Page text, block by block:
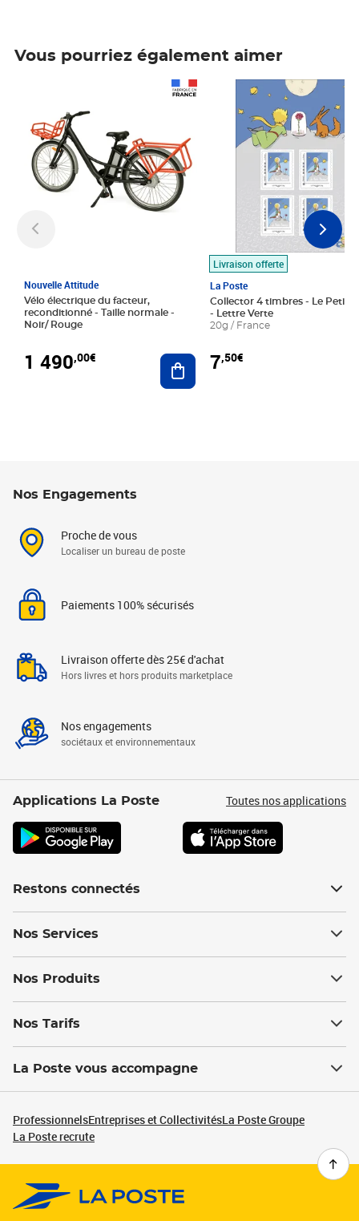
Vous pourriez également aimer
Nouvelle Attitude
Vélo électrique du facteur,
reconditionné - Taille normale -
Noir/ Rouge
1 490,00€ Ajouter au panier
Livraison offerte
La Poste
Collector 4 timbres - Le Petit
- Lettre Verte
20g / France
7,50€
Prix 7,50€
Nos Engagements
Proche de vous
Localiser un bureau de poste
Paiements 100% sécurisés
Livraison offerte dès 25€ d'achat
Hors livres et hors produits marketplace
Nos engagements
sociétaux et environnementaux
Applications La Poste Toutes nos applications
Restons connectés
Nos Services
Nos Produits
Nos Tarifs
La Poste vous accompagne
ProfessionnelsEntreprises et CollectivitésLa Poste Groupe
La Poste recrute